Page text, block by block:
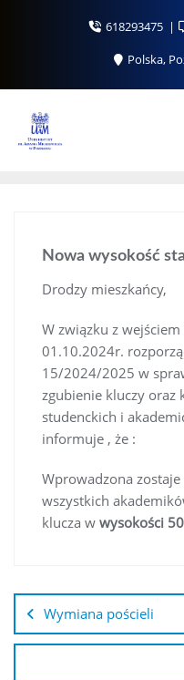
618293475
Polska,
Nowa wysokość
Drodzy mieszkańcy,
W związku z
01.10.2024r.
15/2024/2025 w
zgubienie kluczy
studenckich i
informuje , że :
Wprowadzona
wszystkich
klucza w wysokości
wpisu
Wymiana pościeli